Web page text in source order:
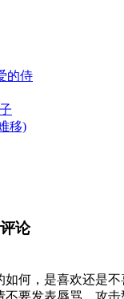
的侍
移)
论
如何，是喜欢还是
不要发表辱骂、攻